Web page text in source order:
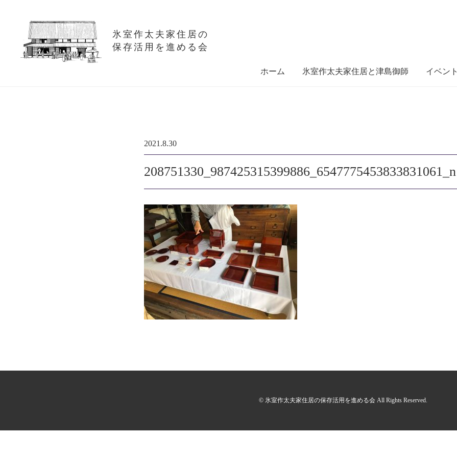
氷室作太夫家住居の
保存活用を進める会
ホーム 氷室作太夫家住居と津島御師 イベント
2021.8.30
208751330_987425315399886_6547775453833831061_n
© 氷室作太夫家住居の保存活用を進める会 All Rights Reserved.